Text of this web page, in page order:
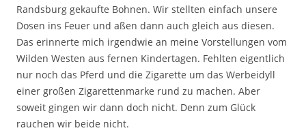
Randsburg gekaufte Bohnen. Wir stellten einfach unsere
Dosen ins Feuer und aßen dann auch gleich aus diesen.
Das erinnerte mich irgendwie an meine Vorstellungen vom
Wilden Westen aus fernen Kindertagen. Fehlten eigentlich
nur noch das Pferd und die Zigarette um das Werbeidyll
einer großen Zigarettenmarke rund zu machen. Aber
soweit gingen wir dann doch nicht. Denn zum Glück
rauchen wir beide nicht.